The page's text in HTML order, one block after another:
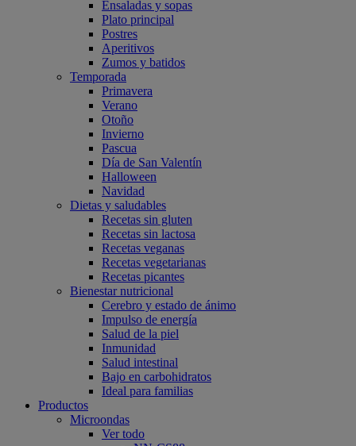
Ensaladas y sopas
Plato principal
Postres
Aperitivos
Zumos y batidos
Temporada
Primavera
Verano
Otoño
Invierno
Pascua
Día de San Valentín
Halloween
Navidad
Dietas y saludables
Recetas sin gluten
Recetas sin lactosa
Recetas veganas
Recetas vegetarianas
Recetas picantes
Bienestar nutricional
Cerebro y estado de ánimo
Impulso de energía
Salud de la piel
Inmunidad
Salud intestinal
Bajo en carbohidratos
Ideal para familias
Productos
Microondas
Ver todo